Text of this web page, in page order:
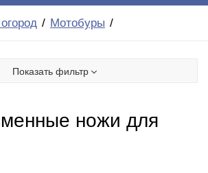
Мотобуры
Показать фильтр
ножи для